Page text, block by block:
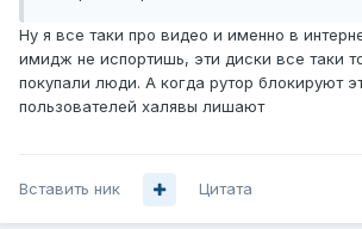
Ну я все таки про видео и именно в
имидж не испортишь, эти диски все таки
покупали люди. А когда рутор блокируют
пользователей халявы лишают
Вставить ник Цитата